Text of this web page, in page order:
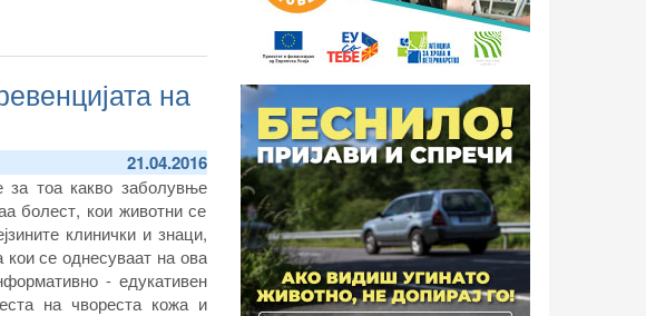
на
21.04.2016
тоа какво заболувње
болест, кои животни се
клинички и знаци,
кои се однесуваат на ова
- едукативен
на чвореста кожа и